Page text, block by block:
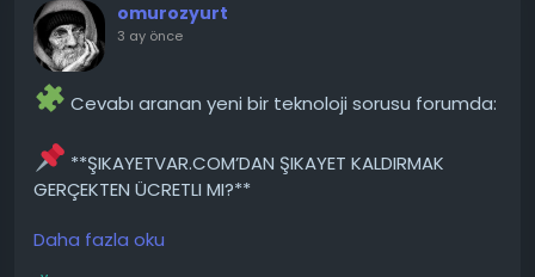
omurozyurt
3 ay önce
Cevabı aranan yeni bir teknoloji sorusu forumda:
**ŞIKAYETVAR.COM’DAN ŞIKAYET KALDIRMAK
GERÇEKTEN ÜCRETLI MI?**
Arkadaşlar son zamanlarda internette dikkatimi
Daha fazla oku